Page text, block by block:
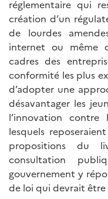
réglementaire qui
création d’un
de lourdes
internet ou même
cadres des
conformité les plus
d’adopter une
désavantager les
l’innovation
lesquels
propositions du
consultation
gouvernement y
de loi qui devrait être